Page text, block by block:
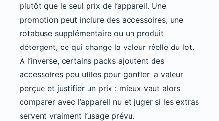
plutôt que le seul prix de l’appareil. Une
promotion peut inclure des accessoires, une
rotabuse supplémentaire ou un produit
détergent, ce qui change la valeur réelle du lot.
À l’inverse, certains packs ajoutent des
accessoires peu utiles pour gonfler la valeur
perçue et justifier un prix : mieux vaut alors
comparer avec l’appareil nu et juger si les extras
servent vraiment l’usage prévu.